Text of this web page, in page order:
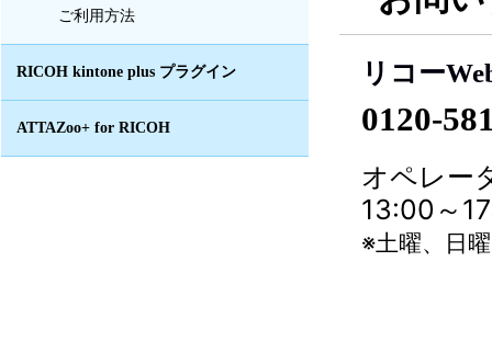
ご利用方法
RICOH kintone plus プラグイン
ATTAZoo+ for RICOH
リコー
0120-
オペレー
13:00～
※土曜、日